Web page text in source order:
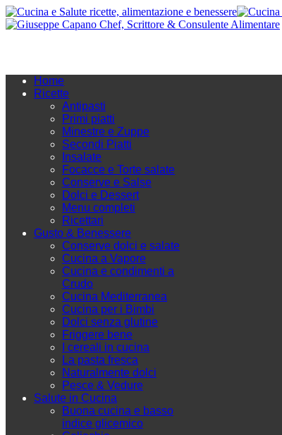
Home
Ricette
Antipasti
Primi piatti
Minestre e Zuppe
Secondi Piatti
Insalate
Focacce e Torte salate
Conserve e Salse
Dolci e Dessert
Menu completi
Ricettari
Gusto & Benessere
Conserve dolci e salate
Cucina a Vapore
Cucina e condimenti a
Crudo
Cucina Mediterranea
Cucina per i Bimbi
Dolci senza glutine
Friggere bene
I cereali in cucina
La pasta fresca
Naturalmente dolci
Pesce & Vedure
Salute in Cucina
Buona cucina e basso
indice glicemico